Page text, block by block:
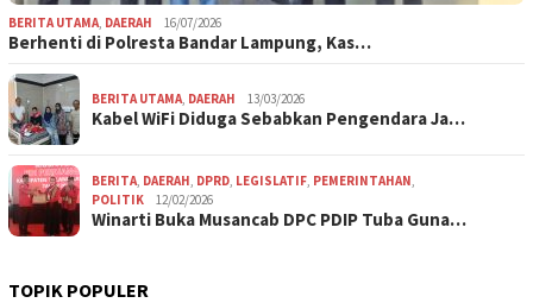
BERITA UTAMA DAERAH 16/07/2026
Berhenti di Polresta Bandar Lampung, Kas…
BERITA UTAMA DAERAH 13/03/2026
Kabel WiFi Diduga Sebabkan Pengendara Ja…
BERITA DAERAH DPRD LEGISLATIF PEMERINTAHAN
POLITIK
12/02/2026
Winarti Buka Musancab DPC PDIP Tuba Guna…
TOPIK POPULER